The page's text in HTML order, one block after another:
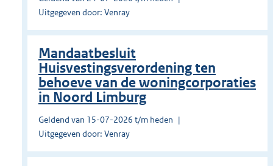
Uitgegeven door: Venray
Mandaatbesluit
Huisvestingsverordening ten
behoeve van de woningcorporaties
in Noord Limburg
Geldend van 15-07-2026 t/m heden
Uitgegeven door: Venray